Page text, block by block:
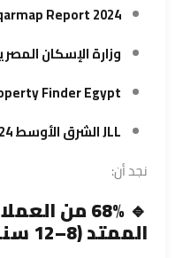
Report 2024
وزارة الإسكان
Finder Egypt
JLL الشرق الأوسط 2024–2025
نجد أن:
🔹 68% من
الممتد (8–12 سنة)